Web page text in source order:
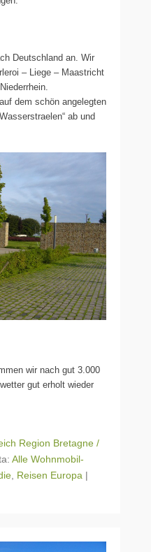
Deutschland an. Wir
– Liege – Maastricht
dem schön angelegten
ab und
wir nach gut 3.000
gut erholt wieder
Region Bretagne /
Alle Wohnmobil-
Reisen Europa |